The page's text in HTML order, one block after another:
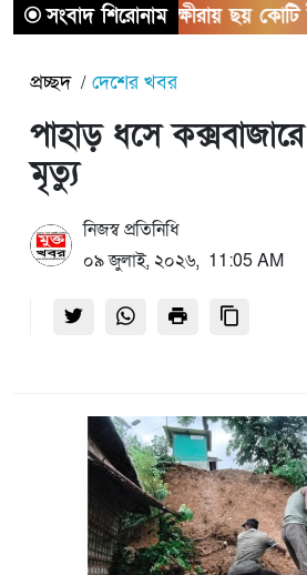
সংবাদ শিরোনাম
সাতক্ষীরায় ছয় কোটি
প্রচ্ছদ দেশের খবর
পাহাড় ধসে
মৃত্যু
নিজস্ব প্রতিনিধি
০৯ জুলাই, ২০২৬, 11:05 AM